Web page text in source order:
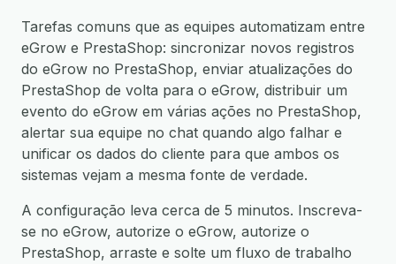
Tarefas comuns que as equipes automatizam entre
eGrow e PrestaShop: sincronizar novos registros
do eGrow no PrestaShop, enviar atualizações do
PrestaShop de volta para o eGrow, distribuir um
evento do eGrow em várias ações no PrestaShop,
alertar sua equipe no chat quando algo falhar e
unificar os dados do cliente para que ambos os
sistemas vejam a mesma fonte de verdade.
A configuração leva cerca de 5 minutos. Inscreva-
se no eGrow, autorize o eGrow, autorize o
PrestaShop, arraste e solte um fluxo de trabalho